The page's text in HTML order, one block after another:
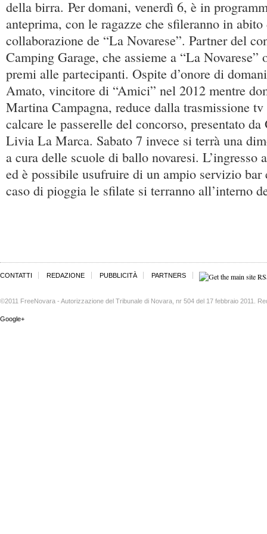
della birra. Per domani, venerdì 6, è in
anteprima, con le ragazze che sfileranno in
collaborazione de “La Novarese”. Partner del
Camping Garage, che assieme a “La Novarese”
premi alle partecipanti. Ospite d’onore di
Amato, vincitore di “Amici” nel 2012 mentre
Martina Campagna, reduce dalla trasmissione
calcare le passerelle del concorso, presentato
Livia La Marca. Sabato 7 invece si terrà una
a cura delle scuole di ballo novaresi. L’ingresso
ed è possibile usufruire di un ampio servizio bar
caso di pioggia le sfilate si terranno all’interno
CONTATTI REDAZIONE PUBBLICITÀ PARTNERS
©2011 FreeNovara - Autorizzazione del Tribunale di Novara, nr 504 del 17 febbraio 2011.
Google+